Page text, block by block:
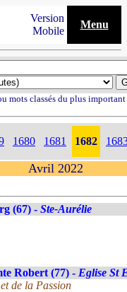
Version
Mobile
Menu
mots classés du plus
1680 1681 1682
Avril 2022
(67) - Ste-Aurélie
Robert (77) - Eglise St
de la Passion